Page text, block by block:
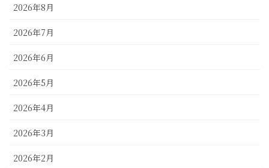
2026年8月
2026年7月
2026年6月
2026年5月
2026年4月
2026年3月
2026年2月